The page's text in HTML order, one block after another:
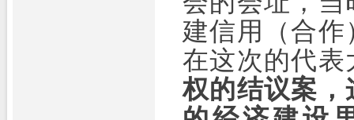
建信用（合
在这次的代表
权的结议案